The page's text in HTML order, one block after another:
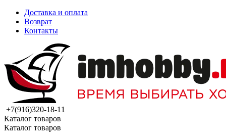
Доставка и оплата
Возврат
Контакты
+7(916)320-18-11
Каталог товаров
Каталог товаров